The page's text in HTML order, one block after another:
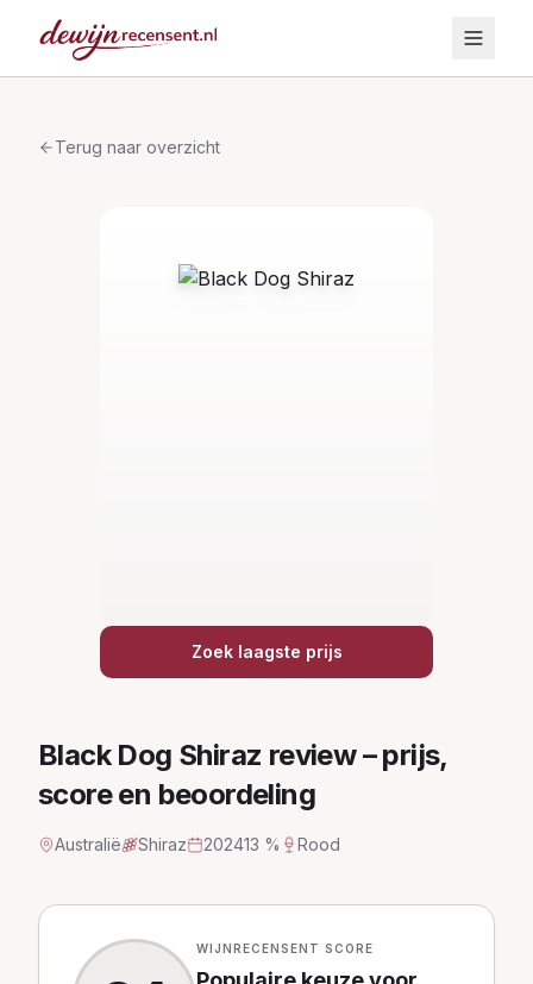
Terug naar overzicht
Zoek laagste prijs
Black Dog Shiraz review – prijs,
score en beoordeling
Australië Shiraz 202413 % Rood
WIJNRECENSENT SCORE